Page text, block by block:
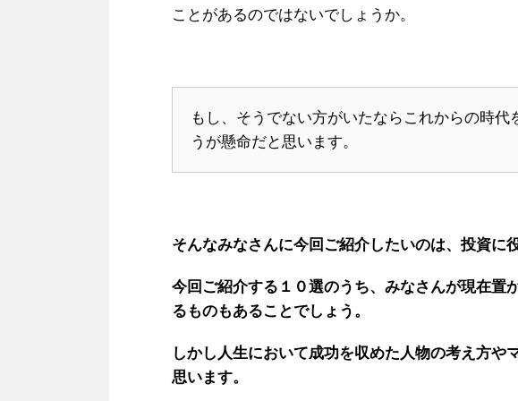
ことがあるのではないでしょうか。
もし、そうでない方がいたならこれからの時
うが懸命だと思います。
そんなみなさんに今回ご紹介したいのは、投資に
今回ご紹介する１０選のうち、みなさんが現在置
るものもあることでしょう。
しかし人生において成功を収めた人物の考え方
思います。